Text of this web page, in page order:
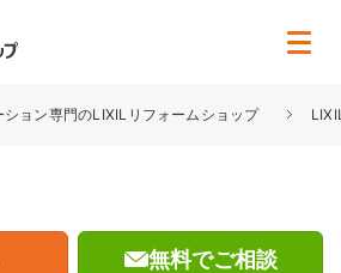
ョン専門のLIXILリフォームショップ
無料でご相談